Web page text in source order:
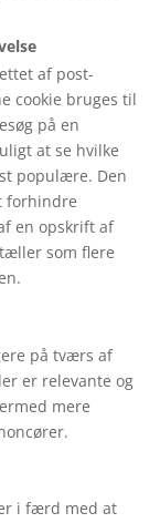
af post-
cookie bruges til
på en
at se hvilke
populære. Den
forhindre
en opskrift af
som flere
på tværs af
er relevante og
mere
i færd med at